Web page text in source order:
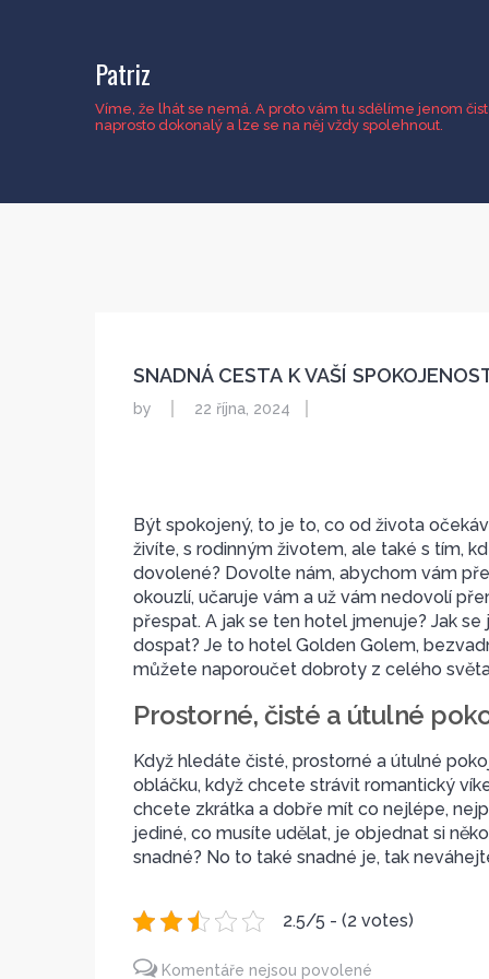
Patriz
Víme, že lhát se nemá. A proto vám tu sdělíme jenom
naprosto dokonalý a lze se na něj vždy spolehnout.
SNADNÁ CESTA K VAŠÍ
by 22 října, 2024
Být spokojený, to je to, co od života
živíte, s rodinným životem, ale také s tím,
dovolené? Dovolte nám, abychom vám
okouzlí, učaruje vám a už vám nedovolí
přespat. A jak se ten hotel jmenuje? Jak
dospat? Je to hotel Golden Golem,
můžete naporoučet dobroty z celého
Prostorné, čisté a útulné
Když hledáte čisté, prostorné a útulné
obláčku, když chcete strávit romantický
chcete zkrátka a dobře mít co nejlépe,
jediné, co musíte udělat, je objednat si
snadné? No to také snadné je, tak
2.5/5 - (2 votes)
Komentáře nejsou povolené